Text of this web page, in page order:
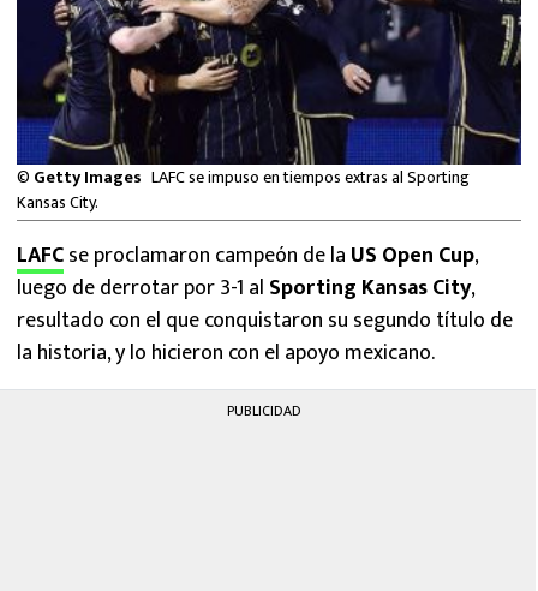
BOXEO
LIGA MX
NFL
© Getty Images LAFC se impuso en tiempos extras al Sporting
Kansas City.
LAFCse proclamaron campeón de la US Open Cup,
luego de derrotar por 3-1 al Sporting Kansas City,
resultado con el que conquistaron su segundo título de
la historia, y lo hicieron con el apoyo mexicano.
PUBLICIDAD